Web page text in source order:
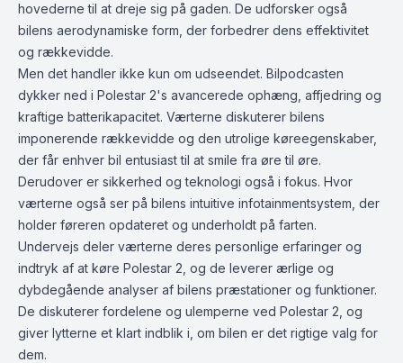
hovederne til at dreje sig på gaden. De udforsker også
bilens aerodynamiske form, der forbedrer dens effektivitet
og rækkevidde.
Men det handler ikke kun om udseendet. Bilpodcasten
dykker ned i Polestar 2's avancerede ophæng, affjedring og
kraftige batterikapacitet. Værterne diskuterer bilens
imponerende rækkevidde og den utrolige køreegenskaber,
der får enhver bil entusiast til at smile fra øre til øre.
Derudover er sikkerhed og teknologi også i fokus. Hvor
værterne også ser på bilens intuitive infotainmentsystem, der
holder føreren opdateret og underholdt på farten.
Undervejs deler værterne deres personlige erfaringer og
indtryk af at køre Polestar 2, og de leverer ærlige og
dybdegående analyser af bilens præstationer og funktioner.
De diskuterer fordelene og ulemperne ved Polestar 2, og
giver lytterne et klart indblik i, om bilen er det rigtige valg for
dem.